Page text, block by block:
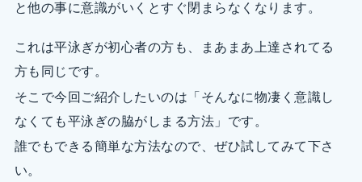
と他の事に意識がいくとすぐ閉まらなくなります。
これは平泳ぎが初心者の方も、まあまあ上達されてる
方も同じです。
そこで今回ご紹介したいのは「そんなに物凄く意識し
なくても平泳ぎの脇がしまる方法」です。
誰でもできる簡単な方法なので、ぜひ試してみて下さ
い。